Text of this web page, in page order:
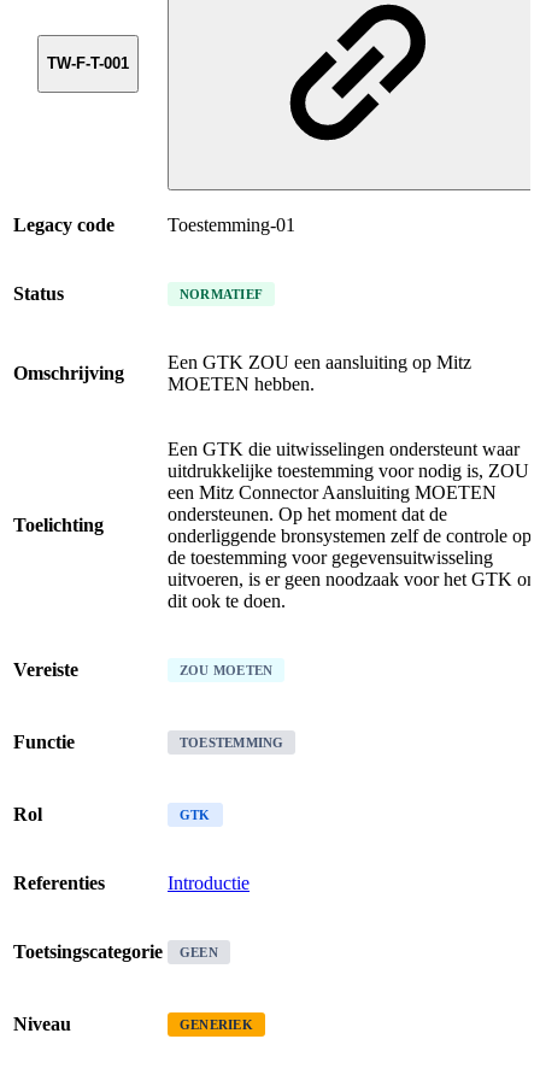
TW-F-T-001
Legacy code Toestemming-01
Status NORMATIEF
Omschrijving
Een GTK ZOU een aansluiting op Mitz
MOETEN hebben.
Toelichting
Een GTK die uitwisselingen ondersteunt waar
uitdrukkelijke toestemming voor nodig is, ZOU
een Mitz Connector Aansluiting MOETEN
ondersteunen. Op het moment dat de
onderliggende bronsystemen zelf de controle op
de toestemming voor gegevensuitwisseling
uitvoeren, is er geen noodzaak voor het GTK om
dit ook te doen.
Vereiste ZOU MOETEN
Functie TOESTEMMING
Rol GTK
Referenties Introductie
Toetsingscategorie GEEN
Niveau GENERIEK